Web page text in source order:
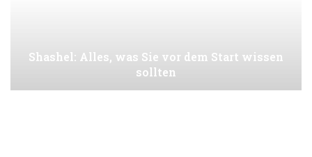
Shashel: Alles, was Sie vor dem Start wissen
sollten